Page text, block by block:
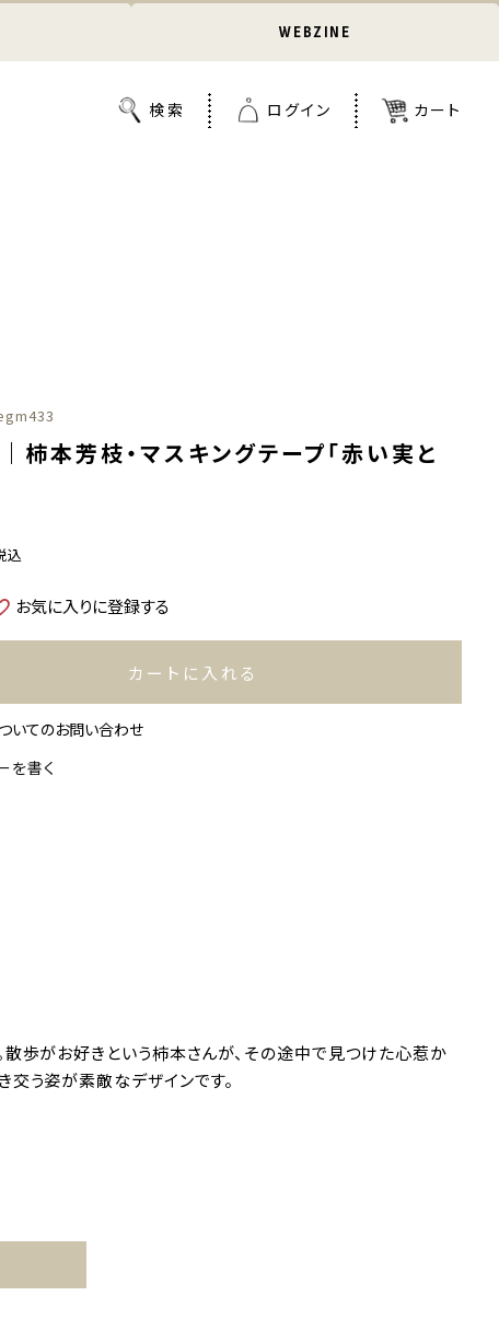
WEBZINE
柿本芳枝・マスキングテープ「赤い実と
込
お気に入りに登録する
カートに入れる
いてのお問い合わせ
を書く
歩がお好きという柿本さんが、その途中で見つけた心惹か
う姿が素敵なデザインです。